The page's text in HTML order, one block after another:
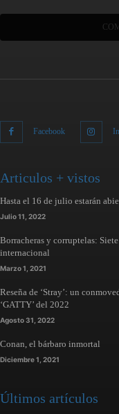
Facebook
Articulos + vistos
Hasta el 16 de julio estarán
Julio 11, 2022
Borracheras y corruptelas:
internacional
Marzo 1, 2021
Reseña de ‘Stray’: un
‘GATTY’ del 2022
Agosto 31, 2022
Conan, el bárbaro inmortal
Diciembre 1, 2021
Últimos artículos